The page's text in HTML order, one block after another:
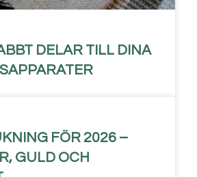
DELAR TILL DINA
FÖR 2026 –
GULD OCH